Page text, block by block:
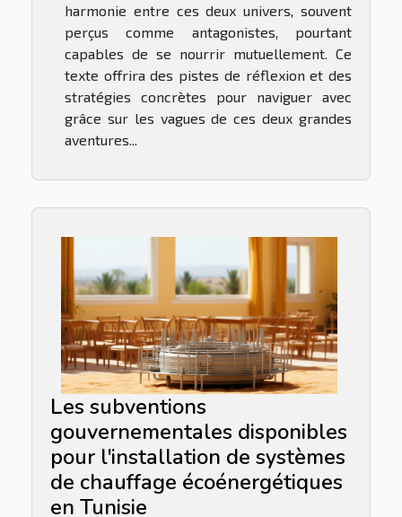
harmonie entre ces deux univers, souvent
perçus comme antagonistes, pourtant
capables de se nourrir mutuellement. Ce
texte offrira des pistes de réflexion et des
stratégies concrètes pour naviguer avec
grâce sur les vagues de ces deux grandes
aventures...
Les subventions
gouvernementales disponibles
pour l'installation de systèmes
de chauffage écoénergétiques
en Tunisie